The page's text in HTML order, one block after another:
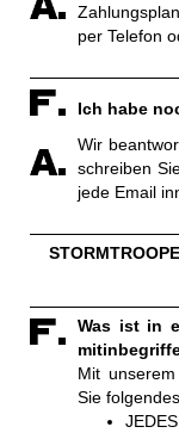
per Telefon
Ich habe
Wir
schreiben
jede Email
Was ist in
Mit
Sie